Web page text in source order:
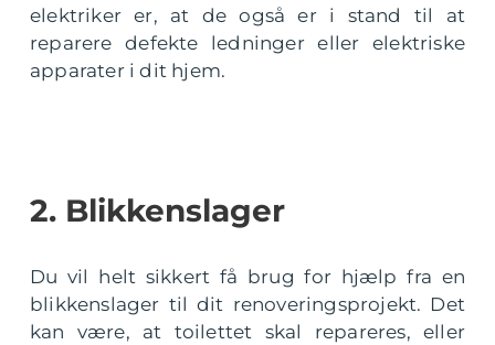
elektriker er, at de også er i stand til at
reparere defekte ledninger eller elektriske
apparater i dit hjem.
2. Blikkenslager
Du vil helt sikkert få brug for hjælp fra en
blikkenslager til dit renoveringsprojekt. Det
kan være, at toilettet skal repareres, eller